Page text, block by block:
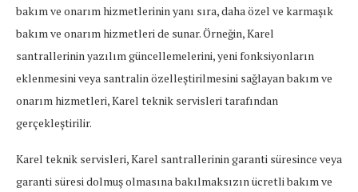
bakım ve onarım hizmetlerinin yanı sıra, daha özel ve karmaşık
bakım ve onarım hizmetleri de sunar. Örneğin, Karel
santrallerinin yazılım güncellemelerini, yeni fonksiyonların
eklenmesini veya santralin özelleştirilmesini sağlayan bakım ve
onarım hizmetleri, Karel teknik servisleri tarafından
gerçekleştirilir.
Karel teknik servisleri, Karel santrallerinin garanti süresince veya
garanti süresi dolmuş olmasına bakılmaksızın ücretli bakım ve